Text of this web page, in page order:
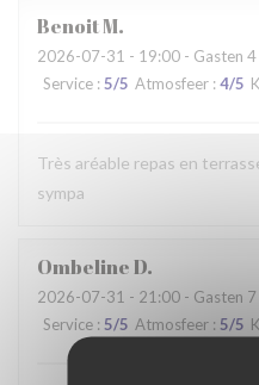
BenoitM
2026-07-31 - 19:00 - Gasten 4
Service : 5/5 Atmosfeer : 4/5
Très aréable repas en
sympa
OmbelineD
2026-07-31 - 21:00 - Gasten 7
Service : 5/5 Atmosfeer : 5/5